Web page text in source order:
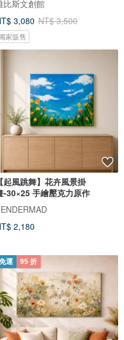
比斯文創館
3,080 NT$ 3,500
家販售
【起風跳舞】花卉風景掛
-30×25 手繪壓克力原作
2,180
運 95 折